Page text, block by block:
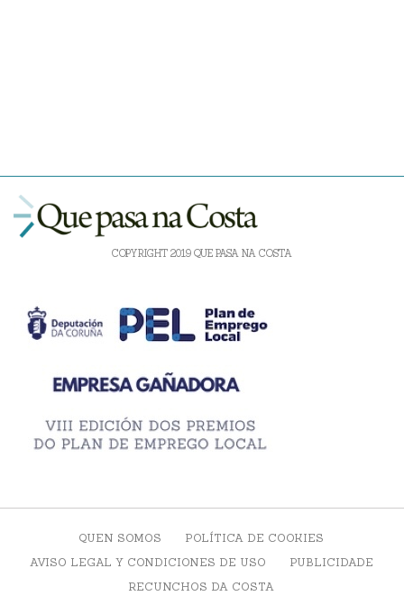
COPYRIGHT 2019 QUE PASA NA COSTA
QUEN SOMOS
POLÍTICA DE COOKIES
AVISO LEGAL Y CONDICIONES DE USO
PUBLICIDADE
RECUNCHOS DA COSTA